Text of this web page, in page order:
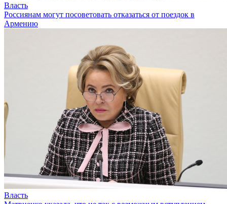
Власть
Россиянам могут посоветовать отказаться от поездок в
Армению
Власть